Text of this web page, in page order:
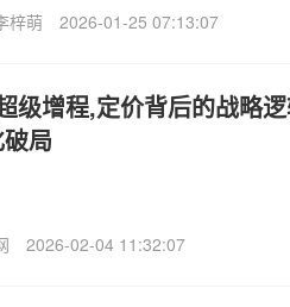
梓萌 2026-01-25 07:13:07
级增程,定价背后的战略
局
2026-02-04 11:32:07